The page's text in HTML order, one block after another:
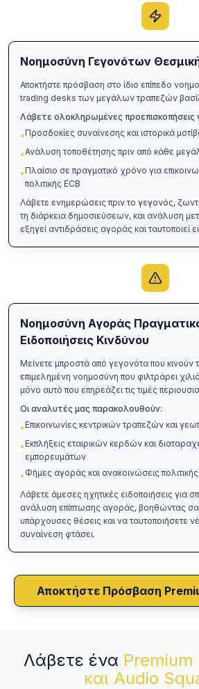
Νοημοσύνη Γεγονότων
Αποκτήστε πρόσβαση στο ίδιο επίπεδο
trading desks των μεγάλων τραπεζών
Λάβετε ολοκληρωμένες προεπισκοπήσεις
•Προσδοκίες συναίνεσης και ιστορικά
•Ανάλυση τοποθέτησης πριν από κάθε
•Πλαίσιο σε πραγματικό χρόνο για
πολιτικής ECB
Λάβετε ενημερώσεις πριν το γεγονός,
τη διάρκεια δημοσιεύσεων, και ανάλυση
εξηγεί αντιδράσεις αγοράς και ταυτοποιεί
Νοημοσύνη Αγοράς
Ειδοποιήσεις Κινδύνου
Μείνετε μπροστά από γεγονότα που κινούν
επιμελημένη νοημοσύνη που φιλτράρει
μόνο αυτό που επηρεάζει τις τιμές
Οι αναλυτές μας παρακολουθούν:
•Επικοινωνίες κεντρικών τραπεζών και
•Εκπλήξεις εταιρικών κερδών και
εμπορευμάτων
• Φήμες αγοράς και ανακοινώσεις πολιτικής
Λάβετε άμεσες ηχητικές ειδοποιήσεις για
ανάλυση επίπτωσης αγοράς, βοηθώντας
υπάρχουσες θέσεις και να ταυτοποιήσετε
συναίνεση φτάσει.
Αποκτήστε Πρόσβαση
Λάβετε ένα Premium
και Audio